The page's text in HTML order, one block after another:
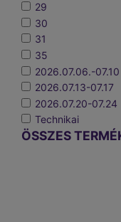
29
30
31
35
2026.07.06.-07.10
2026.07.13-07.17
2026.07.20-07.24
Technikai
ÖSSZES